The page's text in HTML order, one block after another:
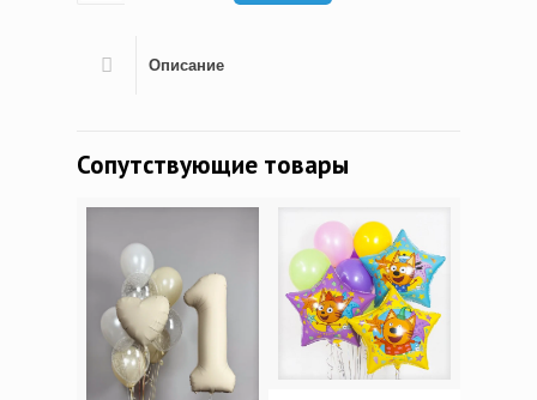
Описание
Сопутствующие товары